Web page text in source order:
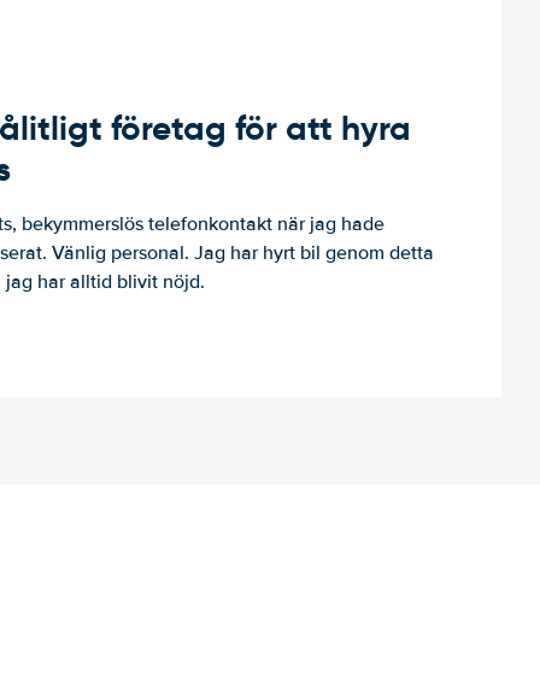
företag för att hyra
bekymmerslös telefonkontakt när jag hade
Vänlig personal. Jag har hyrt bil genom detta
har alltid blivit nöjd.